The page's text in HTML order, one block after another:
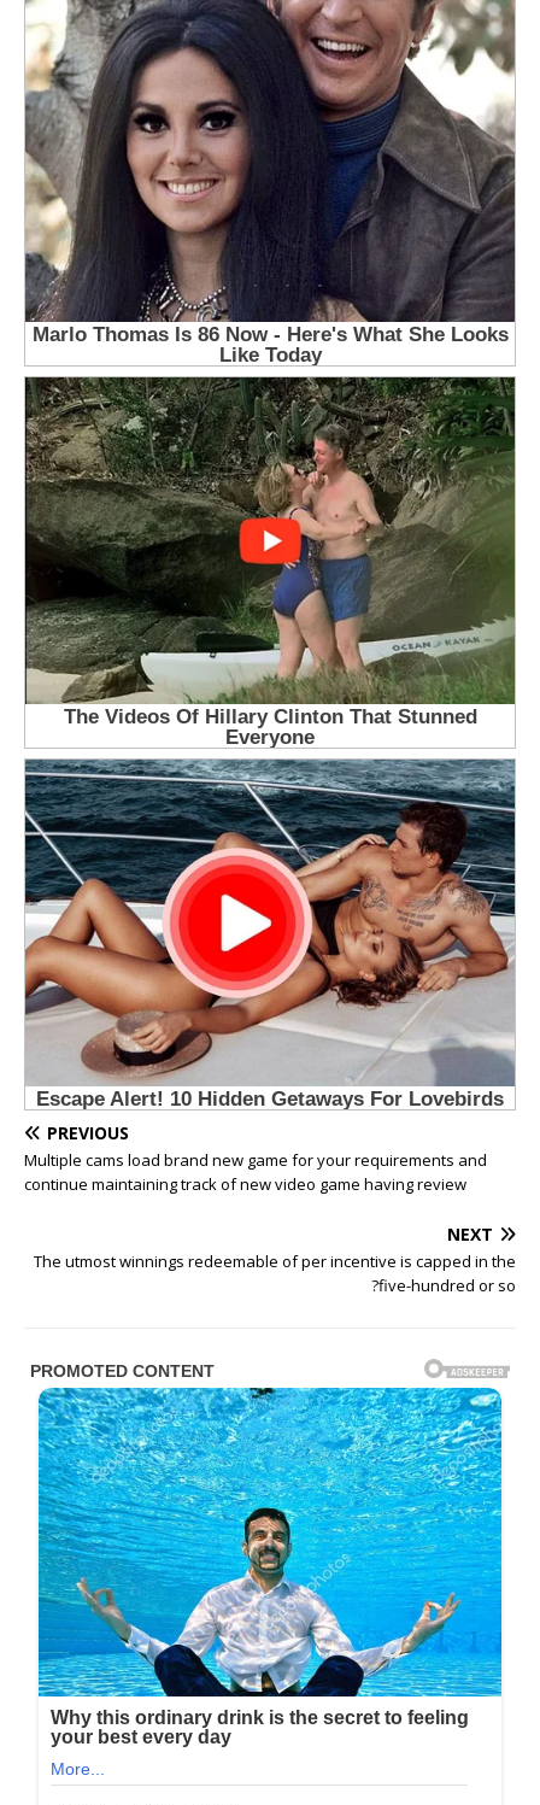
PREVIOUS
Multiple cams load brand new game for your requirements and
continue maintaining track of new video game having review
NEXT
The utmost winnings redeemable of per incentive is capped in the
?five-hundred or so